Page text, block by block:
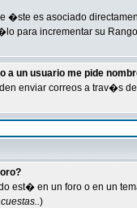
�ste es asociado
para incrementar su
a un usuario me pide
enviar correos a trav�s
est� en un foro o en un
)